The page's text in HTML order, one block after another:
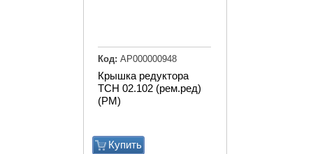
Крышка редуктора
ТСН 02.102 (рем.ред)
(РМ)
Купить
Код: АР000000948